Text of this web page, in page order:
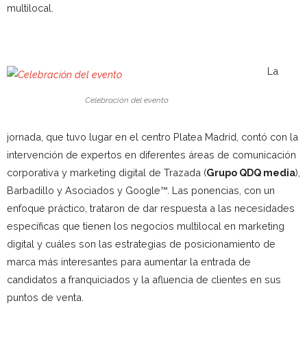
multilocal.
Celebración del evento
La
jornada, que tuvo lugar en el centro Platea Madrid, contó con la
intervención de expertos en diferentes áreas de comunicación
corporativa y marketing digital de Trazada (Grupo QDQ media),
Barbadillo y Asociados y Google™. Las ponencias, con un
enfoque práctico, trataron de dar respuesta a las necesidades
específicas que tienen los negocios multilocal en marketing
digital y cuáles son las estrategias de posicionamiento de
marca más interesantes para aumentar la entrada de
candidatos a franquiciados y la afluencia de clientes en sus
puntos de venta.